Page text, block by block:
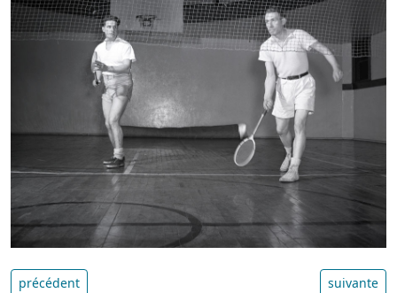
précédent suivante